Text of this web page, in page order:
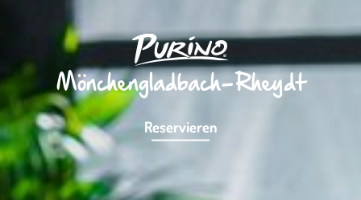
Mönchengladbach-Rheydt
Reservieren